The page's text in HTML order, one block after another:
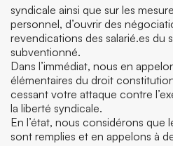
syndicale ainsi que sur les
personnel, d’ouvrir des
revendications des salarié.es du
subventionné.
Dans l’immédiat, nous en
élémentaires du droit
cessant votre attaque contre
la liberté syndicale.
En l’état, nous considérons que
sont remplies et en appelons à